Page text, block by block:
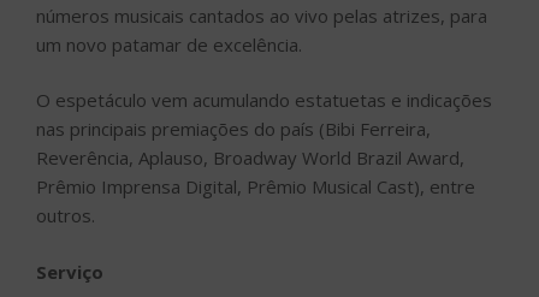
números musicais cantados ao vivo pelas atrizes, para
um novo patamar de excelência.
O espetáculo vem acumulando estatuetas e indicações
nas principais premiações do país (Bibi Ferreira,
Reverência, Aplauso, Broadway World Brazil Award,
Prêmio Imprensa Digital, Prêmio Musical Cast), entre
outros.
Serviço